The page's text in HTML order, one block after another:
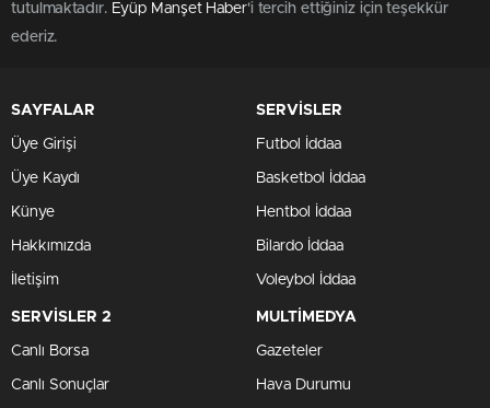
tutulmaktadır. Eyüp Manşet Haber'i tercih ettiğiniz için teşekkür
ederiz.
SAYFALAR
Üye Girişi
Üye Kaydı
Künye
Hakkımızda
İletişim
SERVİSLER
Futbol İddaa
Basketbol İddaa
Hentbol İddaa
Bilardo İddaa
Voleybol İddaa
SERVİSLER 2
Canlı Borsa
Canlı Sonuçlar
MULTİMEDYA
Gazeteler
Hava Durumu